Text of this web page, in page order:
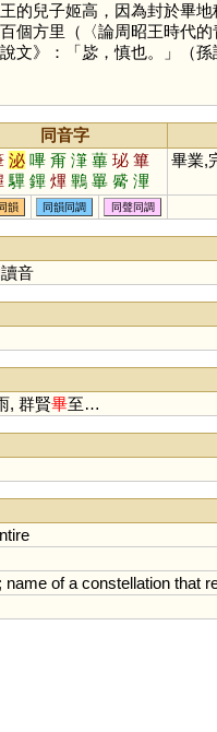
兒子姬高，因為封於畢地
個方里（〈論周昭王時代
文》：「毖，慎也。」（孫
同音字
泌 嗶 甭 潷 蓽 珌 篳
驆 鏎 熚 鷝 罼 觱 滭
畢業,
韻 同韻同調 同聲同調
音
, 群賢畢至…
name of a constellation that